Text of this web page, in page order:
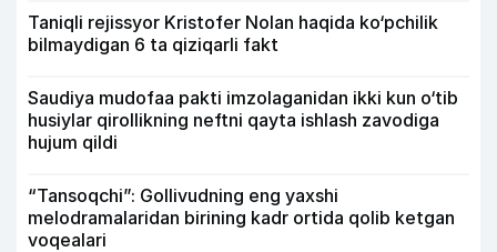
Taniqli rejissyor Kristofer Nolan haqida ko‘pchilik
bilmaydigan 6 ta qiziqarli fakt
Saudiya mudofaa pakti imzolaganidan ikki kun o‘tib
husiylar qirollikning neftni qayta ishlash zavodiga
hujum qildi
“Tansoqchi”: Gollivudning eng yaxshi
melodramalaridan birining kadr ortida qolib ketgan
voqealari